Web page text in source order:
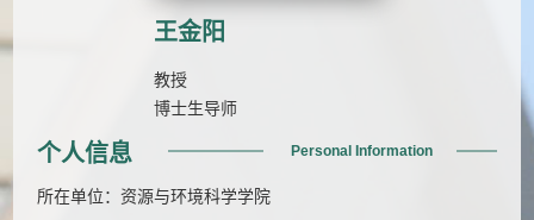
王金阳
教授
博士生导师
个人信息 Personal Information
所在单位：资源与环境科学学院